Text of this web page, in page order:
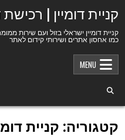
קניית דומיין | רכישת
קניית דומיין ישראלי בזול ועם שירות
כמו אחסון אתרים ושירותי קידום לאתר
MENU
קטגוריה: קניית